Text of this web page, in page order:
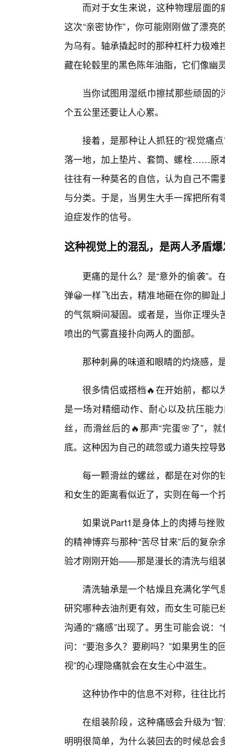
而对于女生来说，这种物理层面的
这次“亲密协作”，你可能刚刚做了漂
为乌有。轴承撬起时的那种杠杆力极
藏在轮毂里的黑色陈年油脂，它们像幽
当你试图用湿纸巾擦拭那些顽固
个五公里还要让人心累。
接着，是那种让人抓狂的“视觉痛
落一地，加上垫片、套筒、螺栓……原
往往有一种莫名的自信，认为自己不
与分类。于是，当男生大手一挥把所
迫症发作的信号。
这种视觉上的混乱，是两人矛盾
更痛的是什么？是“意外的偷袭”
弹😀一样飞出去，精准地砸在你的脚
的气氛瞬间凝固。或者是，当你正埋
喷出的气雾直接扑向两人的面部。
那种刺鼻的味道和眼睛的灼烧感，
很多情侣或搭档🔥在开始前，都以
是一场对精细动作、耐心以及抗压能
丝，而滑丝后的🔥那声“完蛋🌸了”，
底。这种因为自己的疏忽或力道失控导
每一颗滑丝的螺丝，都是在对你的
和女生的距离看似近了，实则在每一个
如果说Part1是身体上的肉搏与挫
的精神博弈与那种“苦尽甘来”后的复
验才刚刚开始——那是漫长的清洗与组
清洗轴承是一个枯燥且充满化学气
研究哪种去油剂更有效，而女生可能
沟通的“痛感”出现了。男生可能会说
问：“要泡多久？要刷吗？”如果男生的
视”的心理隐痛就会在女生心中滋生。
这种协作中的信息不对称，往往比
在组装阶段，这种痛感会升级为“
明明很简单，为什么装回去的时候总